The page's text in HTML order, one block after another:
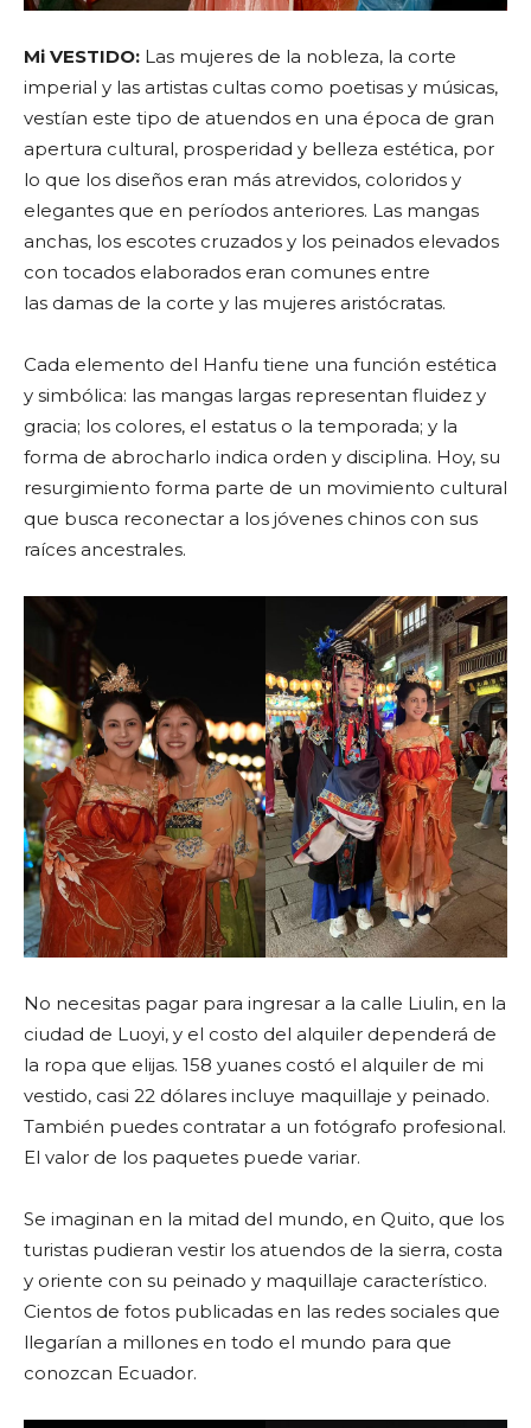
Mi VESTIDO: Las mujeres de la nobleza, la corte
imperial y las artistas cultas como poetisas y músicas,
vestían este tipo de atuendos en una época de gran
apertura cultural, prosperidad y belleza estética, por
lo que los diseños eran más atrevidos, coloridos y
elegantes que en períodos anteriores. Las mangas
anchas, los escotes cruzados y los peinados elevados
con tocados elaborados eran comunes entre
las damas de la corte y las mujeres aristócratas.
Cada elemento del Hanfu tiene una función estética
y simbólica: las mangas largas representan fluidez y
gracia; los colores, el estatus o la temporada; y la
forma de abrocharlo indica orden y disciplina. Hoy, su
resurgimiento forma parte de un movimiento cultural
que busca reconectar a los jóvenes chinos con sus
raíces ancestrales.
No necesitas pagar para ingresar a la calle Liulin, en la
ciudad de Luoyi, y el costo del alquiler dependerá de
la ropa que elijas. 158 yuanes costó el alquiler de mi
vestido, casi 22 dólares incluye maquillaje y peinado.
También puedes contratar a un fotógrafo profesional.
El valor de los paquetes puede variar.
Se imaginan en la mitad del mundo, en Quito, que los
turistas pudieran vestir los atuendos de la sierra, costa
y oriente con su peinado y maquillaje característico.
Cientos de fotos publicadas en las redes sociales que
llegarían a millones en todo el mundo para que
conozcan Ecuador.